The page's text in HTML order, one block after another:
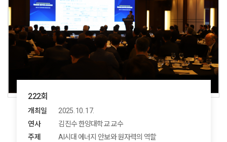
222회
개최일
2025. 10. 17.
연사
김진수 한양대학교 교수
주제
AI시대 에너지 안보와 원자력의 역할